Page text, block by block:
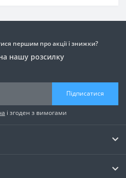
першим про акції і знижки?
нашу розсилку
Підписатися
і згоден з вимогами